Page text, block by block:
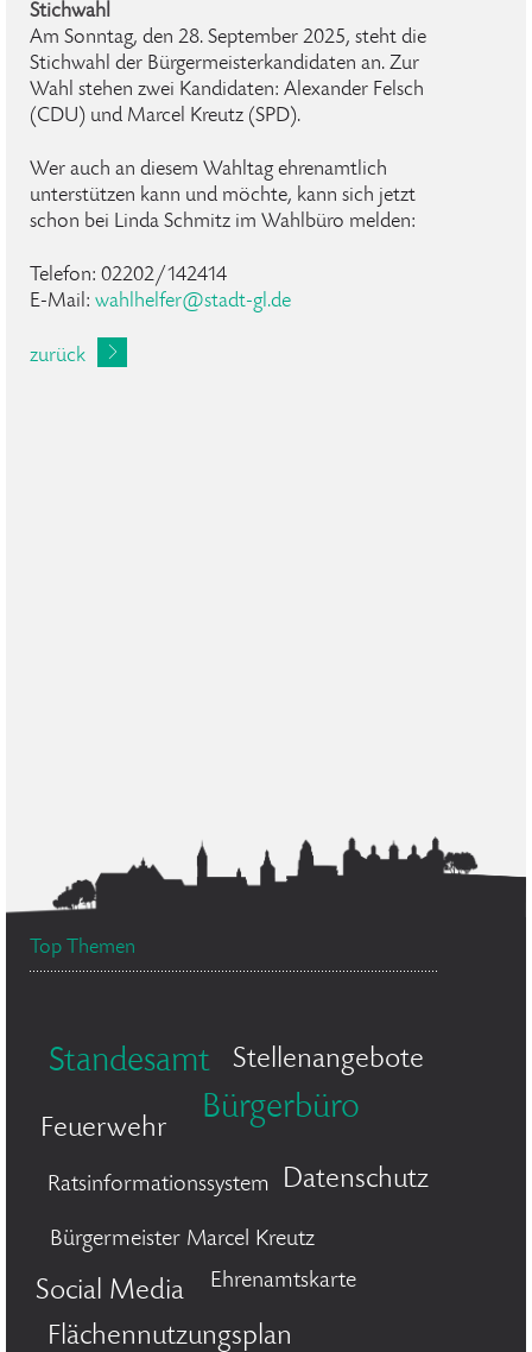
Stichwahl
Am Sonntag, den 28. September 2025, steht die
Stichwahl der Bürgermeisterkandidaten an. Zur
Wahl stehen zwei Kandidaten: Alexander Felsch
(CDU) und Marcel Kreutz (SPD).
Wer auch an diesem Wahltag ehrenamtlich
unterstützen kann und möchte, kann sich jetzt
schon bei Linda Schmitz im Wahlbüro melden:
Telefon: 02202/142414
E-Mail: wahlhelfer@stadt-gl.de
zurück
Top Themen
Standesamt Stellenangebote
Feuerwehr
Bürgerbüro
Ratsinformationssystem Datenschutz
Bürgermeister Marcel Kreutz
Social Media Ehrenamtskarte
Flächennutzungsplan